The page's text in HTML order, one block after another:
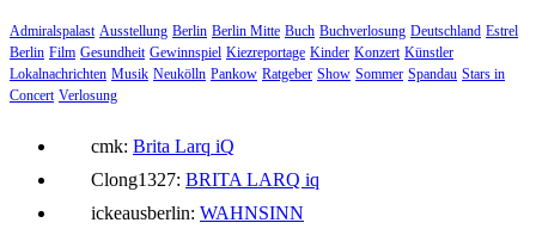
Admiralspalast Ausstellung Berlin Berlin Mitte Buch Buchverlosung Deutschland Estrel
Berlin Film Gesundheit Gewinnspiel Kiezreportage Kinder Konzert Künstler
Lokalnachrichten Musik Neukölln Pankow Ratgeber Show Sommer Spandau Stars in
Concert Verlosung
cmk: Brita Larq iQ
Clong1327: BRITA LARQ iq
ickeausberlin: WAHNSINN